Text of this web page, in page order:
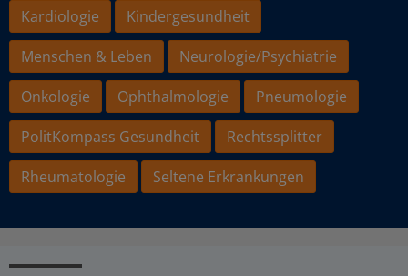
Kardiologie
Kindergesundheit
Menschen & Leben
Neurologie/Psychiatrie
Onkologie
Ophthalmologie
Pneumologie
PolitKompass Gesundheit
Rechtssplitter
Rheumatologie
Seltene Erkrankungen